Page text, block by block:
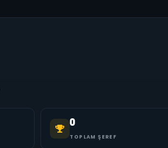
0
TOPLAM ŞEREF